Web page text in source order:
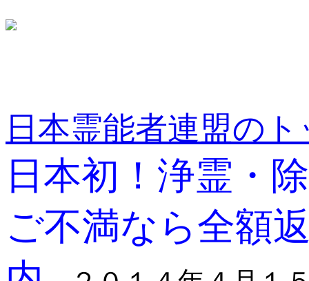
日本霊能者連盟の
日本初！浄霊
ご不満なら全額